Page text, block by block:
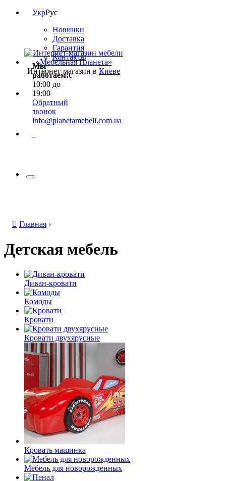
УкрРус
Новинки
Доставка
Гарантия
Контакты
Мы
работаем:с
10:00 до
19:00
Обратный
звонок
info@planetamebeli.com.ua
Интернет-магазин в Киеве
Главная ›
Детская мебель
Диван-кровати
Комоды
Кровати
Кровати двухярусные
Кровать машинка
Мебель для новорожденных